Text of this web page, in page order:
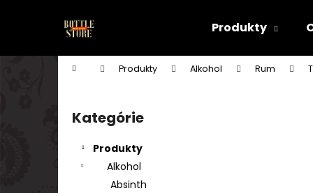
Produkty
Domov Produkty Alkohol Rum
Preskočiť
kategórie
Kategórie
Produkty
Alkohol
Absinth
í
Späť
do
Späť
do